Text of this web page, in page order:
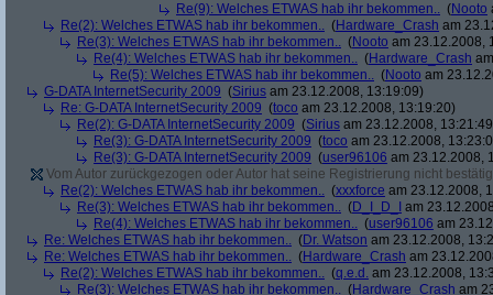
Re(9): Welches ETWAS hab ihr bekommen.. (Nooto
Re(2): Welches ETWAS hab ihr bekommen.. (Hardware_Crash am
Re(3): Welches ETWAS hab ihr bekommen.. (Nooto am 23.12.2008,
Re(4): Welches ETWAS hab ihr bekommen.. (Hardware_Crash
Re(5): Welches ETWAS hab ihr bekommen.. (Nooto am
G-DATA InternetSecurity 2009 (Sirius am 23.12.2008, 13:19:09)
Re: G-DATA InternetSecurity 2009 (toco am 23.12.2008, 13:19:20)
Re(2): G-DATA InternetSecurity 2009 (Sirius am 23.12.2008,
Re(3): G-DATA InternetSecurity 2009 (toco am 23.12.2008,
Re(3): G-DATA InternetSecurity 2009 (user96106 am 23.12.2008,
Vom Autor zurückgezogen oder Autor hat seine Registrierung nicht
Re(2): Welches ETWAS hab ihr bekommen.. (xxxforce am 23.12.2008,
Re(3): Welches ETWAS hab ihr bekommen.. (D_I_D_I
am
Re(4): Welches ETWAS hab ihr bekommen.. (user96106 am
Re: Welches ETWAS hab ihr bekommen.. (Dr. Watson am 23.12.2008,
Re: Welches ETWAS hab ihr bekommen.. (Hardware_Crash am
Re(2): Welches ETWAS hab ihr bekommen.. (q.e.d. am 23.12.2008,
Re(3): Welches ETWAS hab ihr bekommen.. (Hardware_Crash am